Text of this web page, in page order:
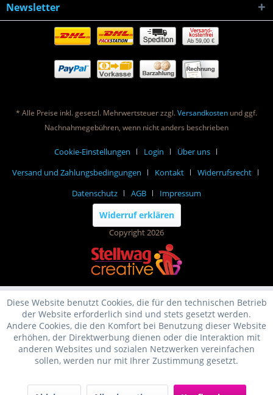
Newsletter
Ab 59,00 €
* Alle Preise inkl. gesetzl. Mehrwertsteuer zzgl.Versandkosten und ggf.
Nachnahmegebühren, wenn nicht anders beschrieben
Cookie-Einstellungen Login
Über uns
Versand und Zahlungsbedingungen
Kontakt
Widerrufsrecht
Datenschutz
AGB Impressum
Widerruf erklären
Copyright 2026
Diese Website benutzt Cookies, die für den technischen Betrieb
der Website erforderlich sind und stets gesetzt werden.
Andere Cookies, die den Komfort bei Benutzung dieser Website
erhöhen, der Direktwerbung dienen oder die Interaktion mit
anderen Websites und sozialen Netzwerken vereinfachen
sollen, werden nur mit Ihrer Zustimmung gesetzt.